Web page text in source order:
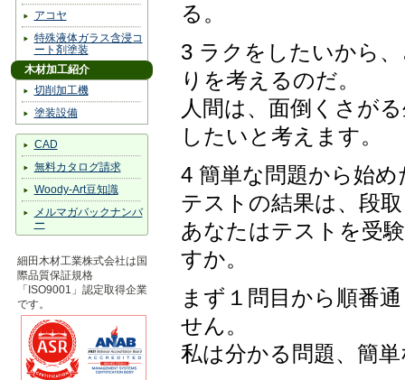
アコヤ
特殊液体ガラス含浸コ
ート剤塗装
木材加工紹介
切削加工機
塗装設備
CAD
無料カタログ請求
Woody-Art豆知識
メルマガバックナンバ
ー
細田木材工業株式会社は国
際品質保証規格
「ISO9001」認定取得企業
です。
る。
3 ラクをしたいから
りを考えるのだ。
人間は、面倒くさが
したいと考えます。
4 簡単な問題から始
テストの結果は、段
あなたはテストを受
すか。
まず１問目から順番
せん。
私は分かる問題、簡